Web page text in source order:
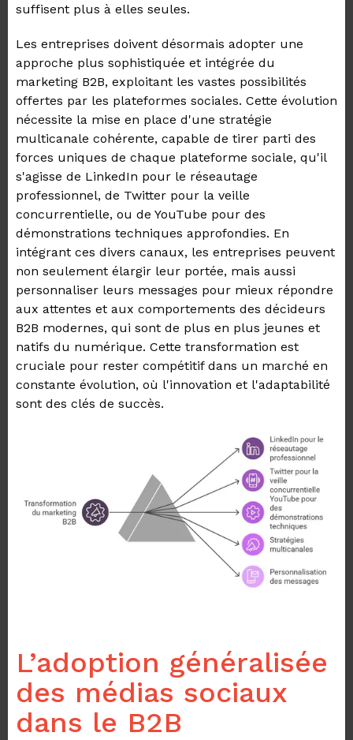
suffisent plus à elles seules.
Les entreprises doivent désormais adopter une
approche plus sophistiquée et intégrée du
marketing B2B, exploitant les vastes possibilités
offertes par les plateformes sociales. Cette évolution
nécessite la mise en place d'une stratégie
multicanale cohérente, capable de tirer parti des
forces uniques de chaque plateforme sociale, qu'il
s'agisse de LinkedIn pour le réseautage
professionnel, de Twitter pour la veille
concurrentielle, ou de YouTube pour des
démonstrations techniques approfondies. En
intégrant ces divers canaux, les entreprises peuvent
non seulement élargir leur portée, mais aussi
personnaliser leurs messages pour mieux répondre
aux attentes et aux comportements des décideurs
B2B modernes, qui sont de plus en plus jeunes et
natifs du numérique. Cette transformation est
cruciale pour rester compétitif dans un marché en
constante évolution, où l'innovation et l'adaptabilité
sont des clés de succès.
L’adoption généralisée
des médias sociaux
dans le B2B